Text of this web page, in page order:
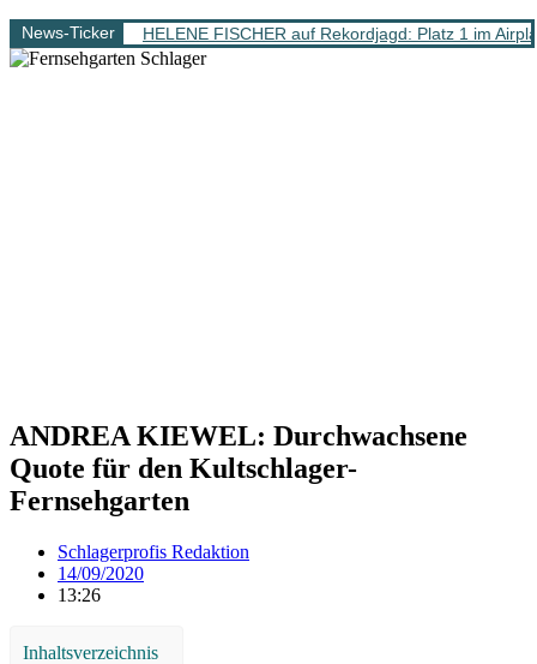
News-Ticker HELENE FISCHER auf Rekordjagd: Platz 1 im
ANDREA KIEWEL: Durchwachsene
Quote für den Kultschlager-
Fernsehgarten
Schlagerprofis Redaktion
14/09/2020
13:26
Inhaltsverzeichnis